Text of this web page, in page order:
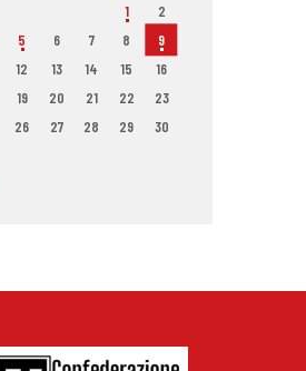
1
2
5 6 7 8
9
12 13 14 15
16
19 20 21 22
23
26 27 28 29
30